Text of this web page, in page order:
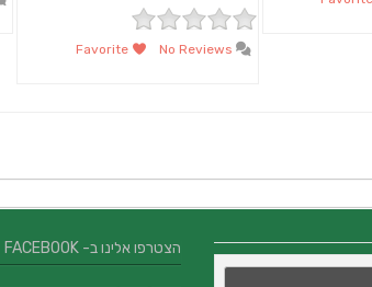
Favorite
הצטרפו אלינו ב- FACEBOOK